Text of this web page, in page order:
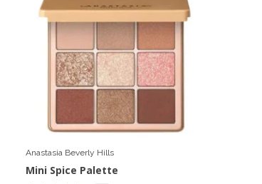
Anastasia Beverly Hills
Mini Spice Palette